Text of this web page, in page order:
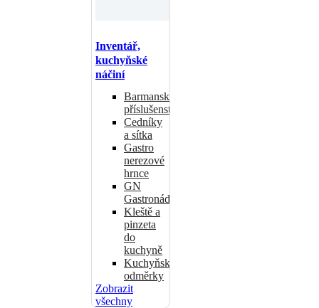
Inventář,
kuchyňské
náčiní
Barmanské
příslušenství
Cedníky
a sítka
Gastro
nerezové
hrnce
GN
Gastronádoby
Kleště a
pinzeta
do
kuchyně
Kuchyňské
odměrky
Zobrazit
všechny